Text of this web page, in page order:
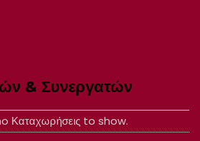
& Συνεργατών
Καταχωρήσεις to show.